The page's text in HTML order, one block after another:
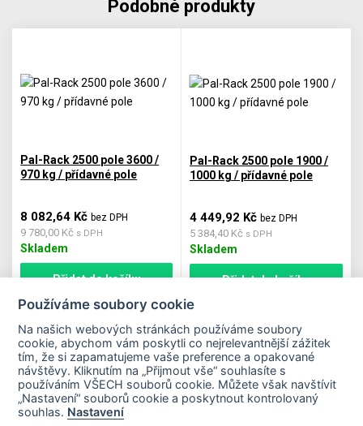
Podobné produkty
Pal-Rack 2500 pole 3600 /
970 kg / přídavné pole
8 082,64 Kčbez DPH
9 780,00 Kč s DPH
Skladem
Přidat do košíku
Pal-Rack 2500 pole 1900 /
1000 kg / přídavné pole
4 449,92 Kč bez DPH
5 384,40 Kč s DPH
Skladem
Přidat do košíku
Nákup v e-shopu
Novinky
Používáme soubory cookie
Na našich webových stránkách používáme soubory
cookie, abychom vám poskytli co nejrelevantnější zážitek
tím, že si zapamatujeme vaše preference a opakované
návštěvy. Kliknutím na „Přijmout vše“ souhlasíte s
používáním VŠECH souborů cookie. Můžete však navštívit
„Nastavení“ souborů cookie a poskytnout kontrolovaný
souhlas. Nastavení